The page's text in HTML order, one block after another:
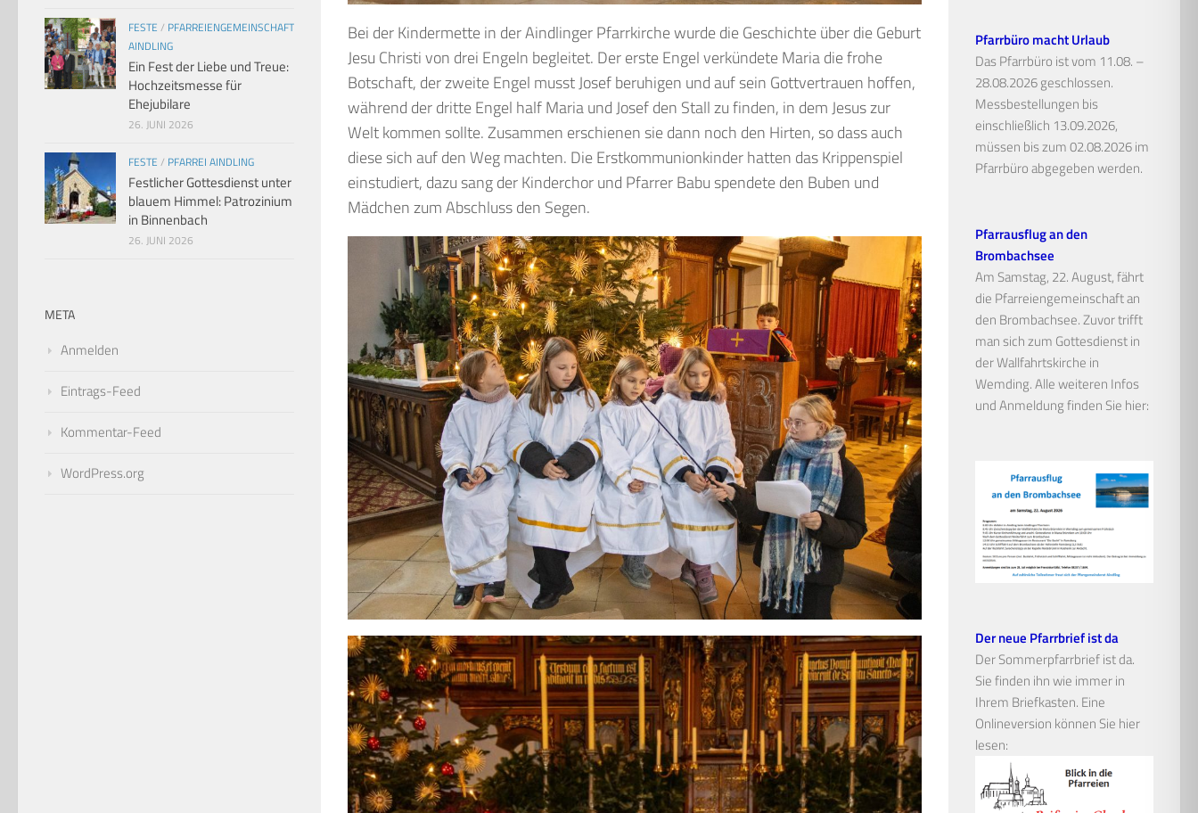
Bei der Kindermette in der Aindlinger Pfarrkirche wurde die Geschichte über die Geburt
Jesu Christi von drei Engeln begleitet. Der erste Engel verkündete Maria die frohe
Botschaft, der zweite Engel musst Josef beruhigen und auf sein Gottvertrauen hoffen,
während der dritte Engel half Maria und Josef den Stall zu finden, in dem Jesus zur
Welt kommen sollte. Zusammen erschienen sie dann noch den Hirten, so dass auch
diese sich auf den Weg machten. Die Erstkommunionkinder hatten das Krippenspiel
einstudiert, dazu sang der Kinderchor und Pfarrer Babu spendete den Buben und
Mädchen zum Abschluss den Segen.
FESTE / PFARREIENGEMEINSCHAFT
AINDLING
Ein Fest der Liebe und Treue:
Hochzeitsmesse für
Ehejubilare
26. JUNI 2026
FESTE / PFARREI AINDLING
Festlicher Gottesdienst unter
blauem Himmel: Patrozinium
in Binnenbach
26. JUNI 2026
META
Anmelden
Eintrags-Feed
Kommentar-Feed
WordPress.org
Pfarrbüro macht Urlaub
Das Pfarrbüro ist vom 11.08. –
28.08.2026 geschlossen.
Messbestellungen bis
einschließlich 13.09.2026,
müssen bis zum 02.08.2026 im
Pfarrbüro abgegeben werden.
Pfarrausflug an den
Brombachsee
Am Samstag, 22. August, fährt
die Pfarreiengemeinschaft an
den Brombachsee. Zuvor trifft
man sich zum Gottesdienst in
der Wallfahrtskirche in
Wemding. Alle weiteren Infos
und Anmeldung finden Sie hier:
Der neue Pfarrbrief ist da
Der Sommerpfarrbrief ist da.
Sie finden ihn wie immer in
Ihrem Briefkasten. Eine
Onlineversion können Sie hier
lesen: